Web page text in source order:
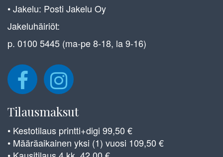
• Jakelu: Posti Jakelu Oy
Jakeluhäiriöt:
p. 0100 5445 (ma-pe 8-18, la 9-16)
Tilausmaksut
• Kestotilaus printti+digi 99,50 €
• Määräaikainen yksi (1) vuosi 109,50 €